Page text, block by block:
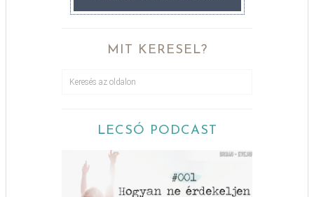
MIT KERESEL?
LECSÓ PODCAST